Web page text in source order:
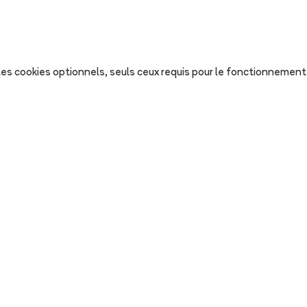
cookies optionnels, seuls ceux requis pour le fonctionnement